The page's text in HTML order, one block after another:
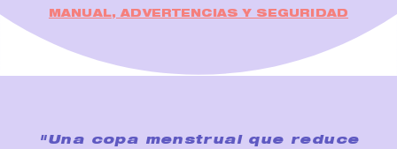
MANUAL, ADVERTENCIAS Y SEGURIDAD
"Una copa menstrual que reduce